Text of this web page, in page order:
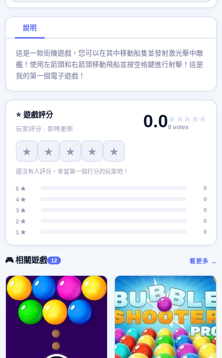
說明
這是一款街機遊戲，您可以在其中移動船隻並發射激光擊中敵
艦！使用左箭頭和右箭頭移動飛船並按空格鍵進行射擊！這是
我的第一個電子遊戲！
⭐ 遊戲評分
玩家評分 · 即時更新 0.0★★★★★
0 votes
★ ★ ★ ★ ★
還沒有人評分，來當第一個打分的玩家吧！
5 ★
0
4 ★
0
3 ★
0
2 ★
0
1 ★
0
🎮 相關遊戲 12 看更多 →